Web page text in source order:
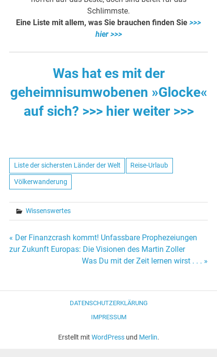
Schlimmste.
Eine Liste mit allem, was Sie brauchen finden Sie >>>
hier >>>
Was hat es mit der
geheimnisumwobenen »Glocke«
auf sich? >>> hier weiter >>>
Liste der sichersten Länder der Welt Reise-Urlaub
Völkerwanderung
Wissenswertes
Beitrags-
« Der Finanzcrash kommt! Unfassbare Prophezeiungen
zur Zukunft Europas: Die Visionen des Martin Zoller
Was Du mit der Zeit lernen wirst . . . »
DATENSCHUTZERKLÄRUNG
IMPRESSUM
Erstellt mit WordPressund Merlin.